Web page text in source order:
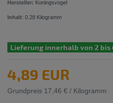
Hersteller: Koningsvogel
Inhalt: 0.28 Kilogramm
Lieferung innerhalb von 2 bis
4,89 EUR
Grundpreis 17,46 € / Kilogramm